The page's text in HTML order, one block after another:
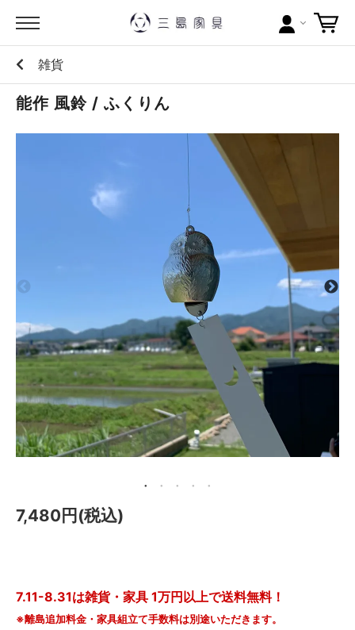
カテゴリー
ブランドから探す
当店について
ラッピングについて
メールマガジン
Instagram
Facebook
雑貨
能作 風鈴 / ふくりん
7,480円(税込)
7.11-8.31は雑貨・家具 1万円以上で送料無料！
※離島追加料金・家具組立て手数料は別途いただきます。